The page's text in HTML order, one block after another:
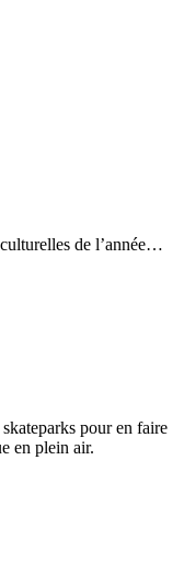
de l’année…
pour en faire
en plein air.